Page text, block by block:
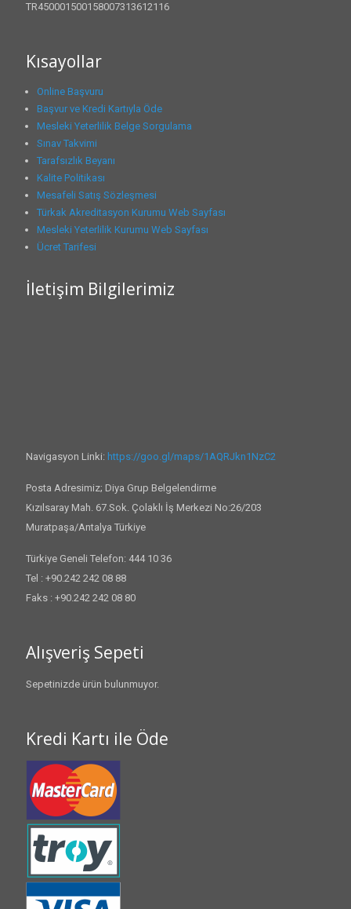
TR450001500158007313612116
Kısayollar
Online Başvuru
Başvur ve Kredi Kartıyla Öde
Mesleki Yeterlilik Belge Sorgulama
Sınav Takvimi
Tarafsızlık Beyanı
Kalite Politikası
Mesafeli Satış Sözleşmesi
Türkak Akreditasyon Kurumu Web Sayfası
Mesleki Yeterlilik Kurumu Web Sayfası
Ücret Tarifesi
İletişim Bilgilerimiz
Navigasyon Linki: https://goo.gl/maps/1AQRJkn1NzC2
Posta Adresimiz; Diya Grup Belgelendirme
Kızılsaray Mah. 67.Sok. Çolaklı İş Merkezi No:26/203
Muratpaşa/Antalya Türkiye
Türkiye Geneli Telefon: 444 10 36
Tel : +90.242 242 08 88
Faks : +90.242 242 08 80
Alışveriş Sepeti
Sepetinizde ürün bulunmuyor.
Kredi Kartı ile Öde